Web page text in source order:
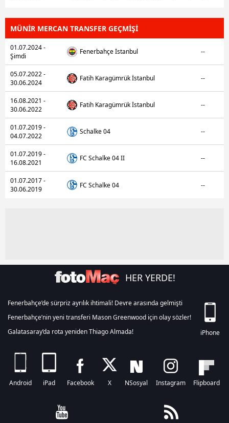
MÜNİR MERCAN TRANSFER GEÇMİŞİ
01.07.2024 -
Şimdi
Fenerbahçe İstanbul --
05.07.2022 -
30.06.2024
Fatih Karagümrük İstanbul --
16.08.2021 -
30.06.2022
Fatih Karagümrük İstanbul --
01.07.2019 -
04.07.2022
Schalke 04 --
01.07.2019 -
16.08.2021
FC Schalke 04 II --
01.07.2017 -
30.06.2019
FC Schalke 04 --
HER YERDE!
Fenerbahçe’de sürpriz ayrılık ihtimali! Devre arasında gelmişti
Fenerbahçe’nin yeni transferi Mason Greenwood için olay sözler!
Galatasaray’da rota yeniden Thiago Almada!
iPhone
Android iPad Facebook X NSosyal Instagram Flipboard